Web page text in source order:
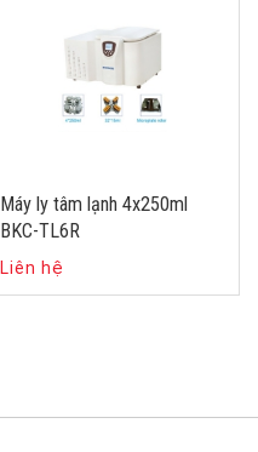
Máy ly tâm lạnh 4x250ml
BKC-TL6R
Liên hệ